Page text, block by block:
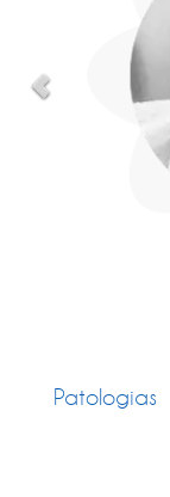
Patologias